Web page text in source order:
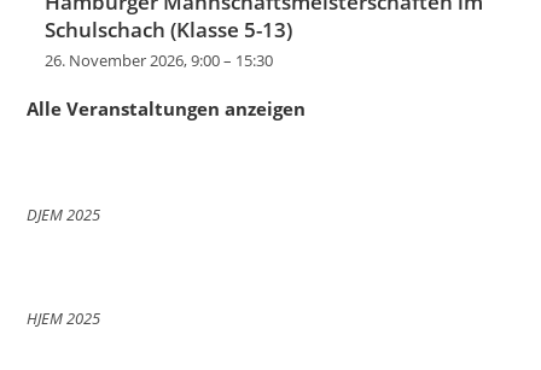
Schulschach (Klasse 5-13)
26. November 2026, 9:00– 15:30
Alle Veranstaltungen anzeigen
DJEM 2025
HJEM 2025